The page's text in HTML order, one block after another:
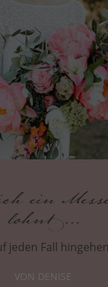
ein
lohnt...
jeden Fall
VON DENISE